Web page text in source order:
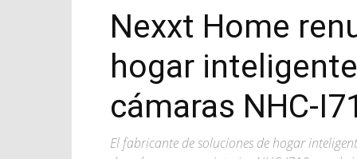
Nexxt Home
hogar
cámaras NHC-
El fabricante de soluciones de hogar